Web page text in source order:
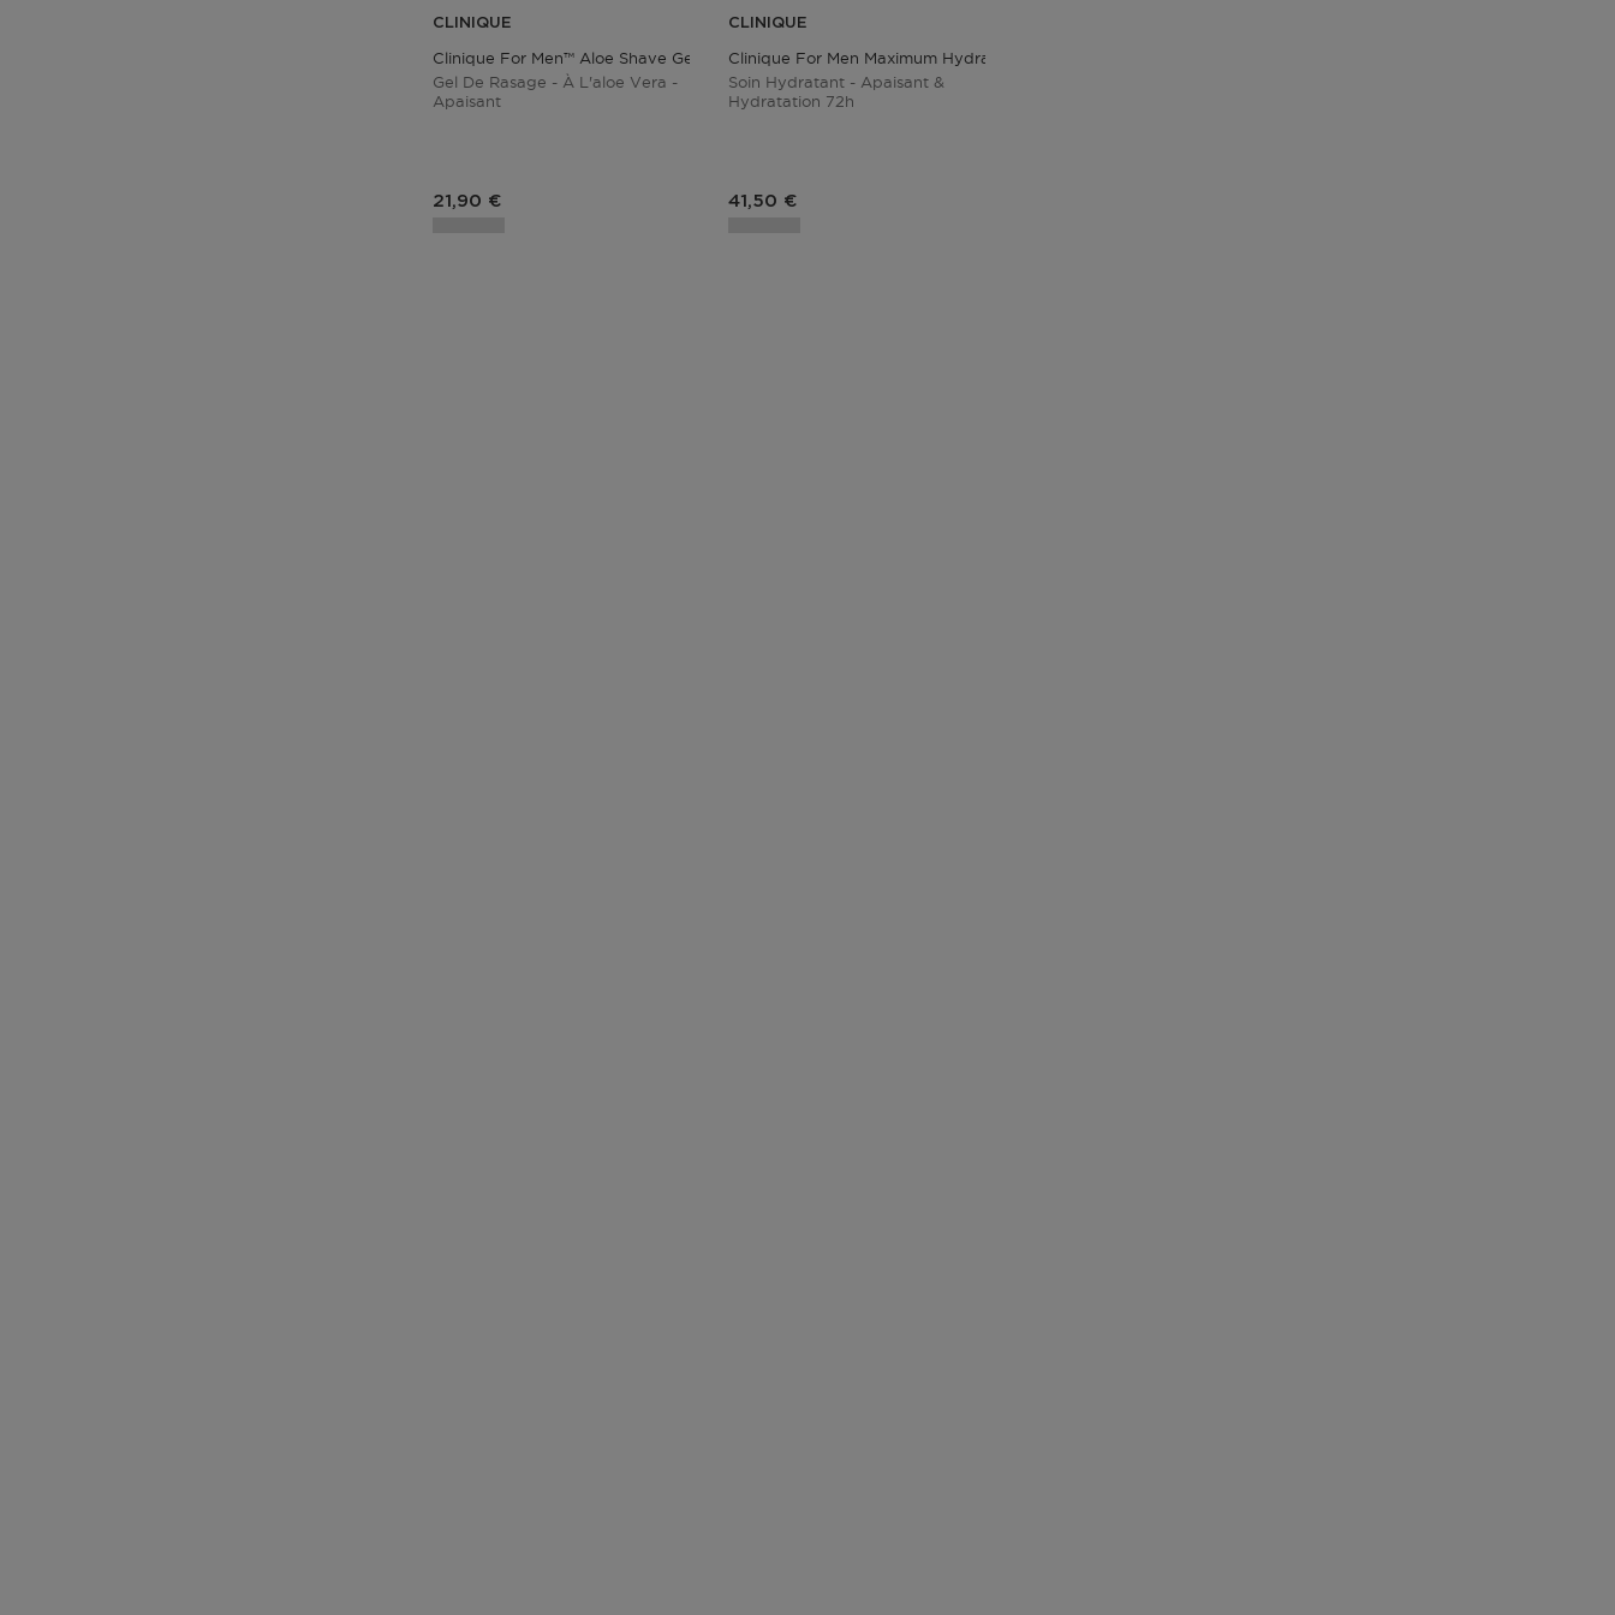
CLINIQUE
Clinique For Men™ Aloe Shave Gel
Gel De Rasage - À L'aloe Vera -
Apaisant
Prix du produit
21,90 €
CLINIQUE
Clinique For Men Maximum Hydrator Activated Water-Gel Concentrate
Soin Hydratant - Apaisant &
Hydratation 72h
Prix du produit
41,50 €